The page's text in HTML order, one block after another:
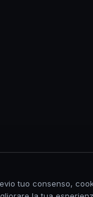
tuo consenso,